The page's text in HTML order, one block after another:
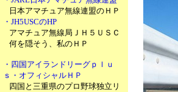
日本アマチュア無線連盟のＨＰ
・JH5USCのHP
アマチュア無線局ＪＨ５ＵＳＣ
何を隠そう、私のＨＰ
・四国アイランドリーグｐｌｕ
ｓ・オフィシャルＨＰ
四国と三重県のプロ野球独立リ